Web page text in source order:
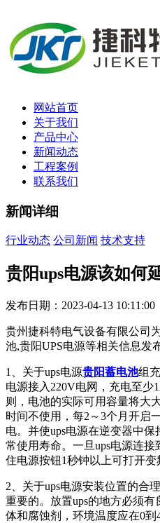
网站首页
关于我们
产品中心
新闻动态
工程案例
联系我们
新闻详细
行业动态 公司新闻 技术支持
贵阳ups电源该如何
发布日期：2023-04-13 10:11:00
贵州捷科特电气设备有限公司
池,贵阳UPS电源等相关信息发
1、关于ups电源贵阳蓄电池组
电源接入220V电网，充电至少
则，电池的实际可用容量将大
时间不使用，每2～3个月开启
电。并使ups电源在逆变器中
常使用寿命。一旦ups电源连
住电源按钮1秒钟以上可打开变
2、关于ups电源安装位置的合
重要的。放置ups的地方必须
体和腐蚀剂，环境温度应在0到